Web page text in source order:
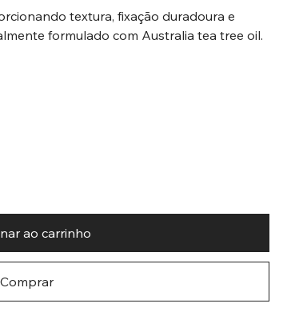
textura, fixação duradoura e
formulado com Australia tea tree oil.
ao carrinho
Comprar